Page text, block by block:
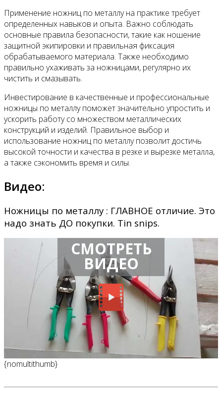
Применение ножниц по металлу на практике требует
определенных навыков и опыта. Важно соблюдать
основные правила безопасности, такие как ношение
защитной экипировки и правильная фиксация
обрабатываемого материала. Также необходимо
правильно ухаживать за ножницами, регулярно их
чистить и смазывать.
Инвестирование в качественные и профессиональные
ножницы по металлу поможет значительно упростить и
ускорить работу со множеством металлических
конструкций и изделий. Правильное выбор и
использование ножниц по металлу позволит достичь
высокой точности и качества в резке и вырезке металла,
а также сэкономить время и силы.
Видео:
Ножницы по металлу : ГЛАВНОЕ отличие. Это
надо знать ДО покупки. Tin snips.
СМОТРЕТЬ
ВИДЕО
{nomultithumb}